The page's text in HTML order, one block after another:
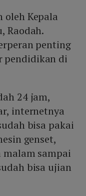
oleh Kepala
Raodah.
penting
pendidikan di
24 jam,
internetnya
bisa pakai
genset,
sampai
bisa ujian